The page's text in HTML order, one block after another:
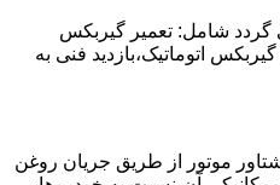
گردد شامل: تعمیر گیربکس
اتوماتیک،بازدید فنی به
موتور از طریق جریان روغن